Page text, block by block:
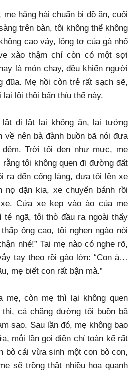
hăng hái chuẩn bị đồ ăn, cuối
trên bàn, tôi không thể không
cạo vảy, lông tơ của gà nhổ
xào thậm chí còn có một sợi
là món chay, đều khiến người
đũa. Mẹ hồi còn trẻ rất sạch sẽ,
lôi thôi bẩn thỉu thế này.
đi lật lại không ăn, lại tưởng
về nên bà đành buồn bã nói đưa
Trời tối đen như mực, mẹ
tôi không quen đi đường đất
ra đến cổng làng, đưa tôi lên xe
nọ dặn kia, xe chuyển bánh rồi
Cửa xe kẹp vào áo của mẹ
té ngã, tôi thò đầu ra ngoài thấy
ống cao, tôi nghẹn ngào nói
nhé!” Tai mẹ nào có nghe rõ,
tay theo rồi gào lớn: “Con à…
mẹ biết con rất bận mà.”
mẹ, còn mẹ thì lại không quen
cả chặng đường tôi buồn bã
sao. Sau lần đó, mẹ không bao
mỗi lần gọi điện chỉ toàn kể rất
bò cái vừa sinh một con bò con,
sẽ trồng thật nhiều hoa quanh